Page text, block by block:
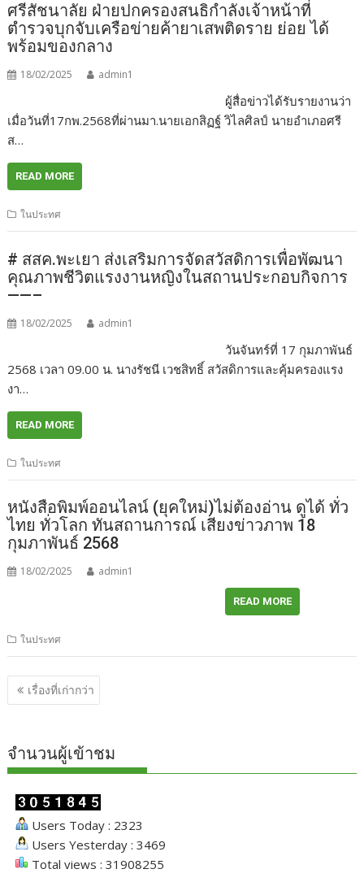
ศรีสัชนาลัย ฝ่ายปกครองสนธิกำลังเจ้าหน้าที่
ตำรวจบุกจับเครือข่ายค้ายาเสพติดราย ย่อย ได้
พร้อมของกลาง
18/02/2025 admin1
ผู้สื่อข่าวได้รับรายงานว่า
เมื่อวันที่17กพ.2568ที่ผ่านมา.นายเอกสิฏฐ์ วิไลศิลป์ นายอำเภอศรี
ส…
READ MORE
ในประทศ
# สสค.พะเยา ส่งเสริมการจัดสวัสดิการเพื่อพัฒนา
คุณภาพชีวิตแรงงานหญิงในสถานประกอบกิจการ
——–
18/02/2025 admin1
วันจันทร์ที่ 17 กุมภาพันธ์
2568 เวลา 09.00 น. นางรัชนี เวชสิทธิ์ สวัสดิการและคุ้มครองแรง
งา…
READ MORE
ในประทศ
หนังสือพิมพ์ออนไลน์ (ยุคใหม่)ไม่ต้องอ่าน ดูได้ ทั่ว
ไทย ทั่วโลก ทันสถานการณ์ เสียงข่าวภาพ 18
กุมภาพันธ์ 2568
18/02/2025 admin1
READ MORE
ในประทศ
แนะแนว
เรื่อง
เรื่องที่เก่ากว่า
จำนวนผู้เข้าชม
Users Today : 2323
Users Yesterday : 3469
Total views : 31908255